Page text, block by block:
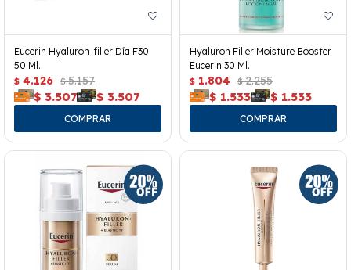
Eucerin Hyaluron-filler Día F30
50 Ml.
$ 4.126 $ 5.157
$ 3.507 $ 3.507
Hyaluron Filler Moisture Booster
Eucerin 30 Ml.
$ 1.804 $ 2.255
$ 1.533 $ 1.533